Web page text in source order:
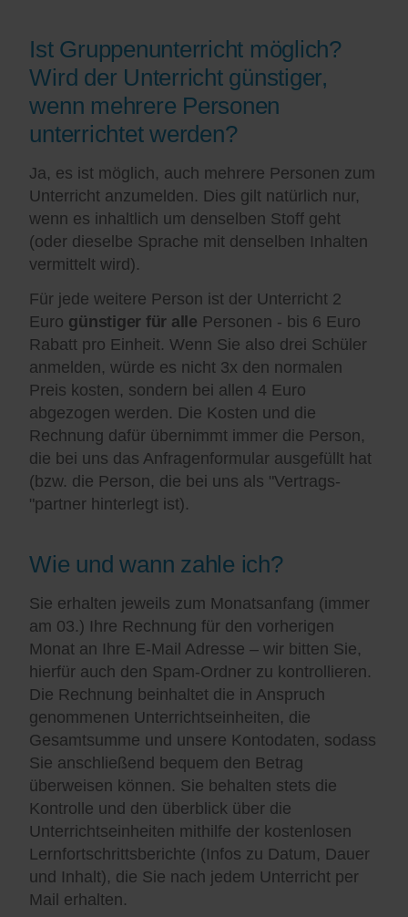
Ist Gruppenunterricht möglich?
Wird der Unterricht günstiger,
wenn mehrere Personen
unterrichtet werden?
Ja, es ist möglich, auch mehrere Personen zum
Unterricht anzumelden. Dies gilt natürlich nur,
wenn es inhaltlich um denselben Stoff geht
(oder dieselbe Sprache mit denselben Inhalten
vermittelt wird).
Für jede weitere Person ist der Unterricht 2
Euro günstiger für alle Personen - bis 6 Euro
Rabatt pro Einheit. Wenn Sie also drei Schüler
anmelden, würde es nicht 3x den normalen
Preis kosten, sondern bei allen 4 Euro
abgezogen werden. Die Kosten und die
Rechnung dafür übernimmt immer die Person,
die bei uns das Anfragenformular ausgefüllt hat
(bzw. die Person, die bei uns als "Vertrags-
"partner hinterlegt ist).
Wie und wann zahle ich?
Sie erhalten jeweils zum Monatsanfang (immer
am 03.) Ihre Rechnung für den vorherigen
Monat an Ihre E-Mail Adresse – wir bitten Sie,
hierfür auch den Spam-Ordner zu kontrollieren.
Die Rechnung beinhaltet die in Anspruch
genommenen Unterrichtseinheiten, die
Gesamtsumme und unsere Kontodaten, sodass
Sie anschließend bequem den Betrag
überweisen können. Sie behalten stets die
Kontrolle und den überblick über die
Unterrichtseinheiten mithilfe der kostenlosen
Lernfortschrittsberichte (Infos zu Datum, Dauer
und Inhalt), die Sie nach jedem Unterricht per
Mail erhalten.